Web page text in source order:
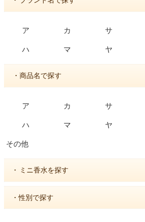
ア カ サ
ハ マ ヤ
・商品名で探す
ア カ サ
ハ マ ヤ
その他
・ ミニ香水を探す
・性別で探す